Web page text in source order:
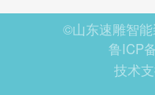
©山东速雕智
鲁ICP
技术支